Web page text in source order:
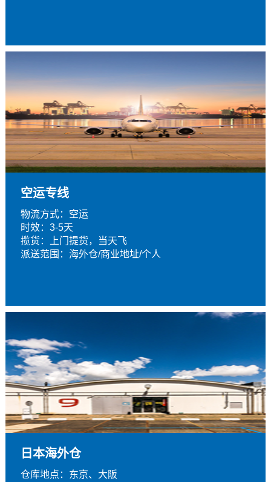
空运专线
物流方式：空运
时效：3-5天
揽货：上门提货，当天飞
派送范围：海外仓/商业地址/个人
日本海外仓
仓库地点：东京、大阪